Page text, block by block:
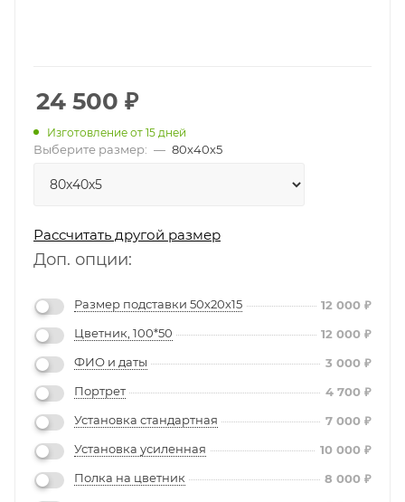
24 500 ₽
Изготовление от 15 дней
Выберите размер: — 80х40х5
Рассчитать другой размер
Доп. опции:
Размер подставки 50х20х15 12 000 ₽
Цветник, 100*50
12 000 ₽
ФИО и даты
3 000 ₽
Портрет
4 700 ₽
Установка стандартная
7 000 ₽
Установка усиленная
10 000 ₽
Полка на цветник
8 000 ₽